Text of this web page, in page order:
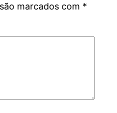
marcados com *